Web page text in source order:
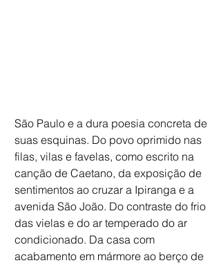
São Paulo e a dura poesia concreta de
suas esquinas. Do povo oprimido nas
filas, vilas e favelas, como escrito na
canção de Caetano, da exposição de
sentimentos ao cruzar a Ipiranga e a
avenida São João. Do contraste do frio
das vielas e do ar temperado do ar
condicionado. Da casa com
acabamento em mármore ao berço de